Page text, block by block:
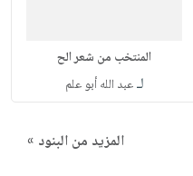
المنتخب من شعر الح
لـعبد الله أبو علم
المزيد من البنود »